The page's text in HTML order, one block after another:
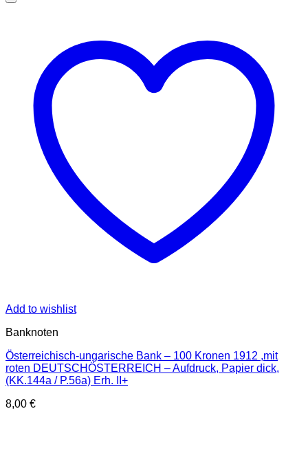
Add to wishlist
Banknoten
Österreichisch-ungarische Bank – 100 Kronen 1912 ,mit
roten DEUTSCHÖSTERREICH – Aufdruck, Papier dick,
(KK.144a / P.56a) Erh. II+
8,00 €